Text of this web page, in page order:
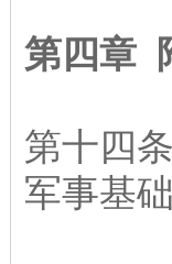
第四章
第十四
军事基